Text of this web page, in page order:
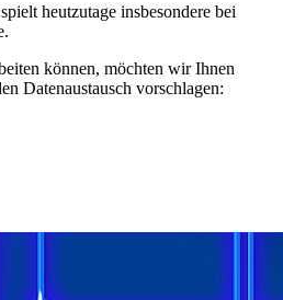
heutzutage insbesondere bei
können, möchten wir Ihnen
Datenaustausch vorschlagen: